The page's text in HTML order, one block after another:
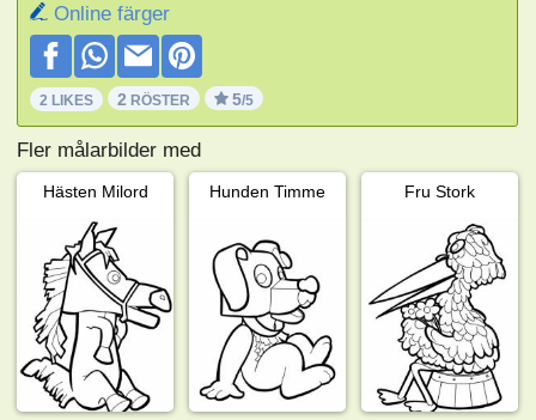
Online färger
2 LIKES 2 RÖSTER 5/5
Fler målarbilder med
Hästen Milord Hunden Timme Fru Stork